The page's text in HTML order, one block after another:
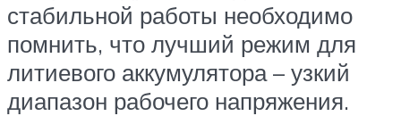
стабильной работы необходимо
помнить, что лучший режим для
литиевого аккумулятора – узкий
диапазон рабочего напряжения.